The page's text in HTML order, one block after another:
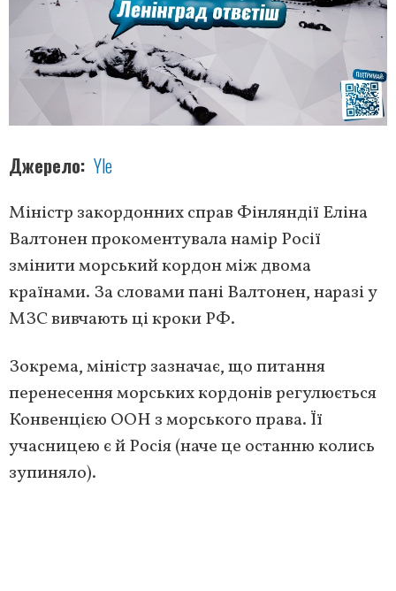
Джерело Yle
Міністр закордонних справ Фінляндії Еліна
Валтонен прокоментувала намір Росії
змінити морський кордон між двома
країнами. За словами пані Валтонен, наразі у
МЗС вивчають ці кроки РФ.
Зокрема, міністр зазначає, що питання
перенесення морських кордонів регулюється
Конвенцією ООН з морського права. Її
учасницею є й Росія (наче це останню колись
зупиняло).